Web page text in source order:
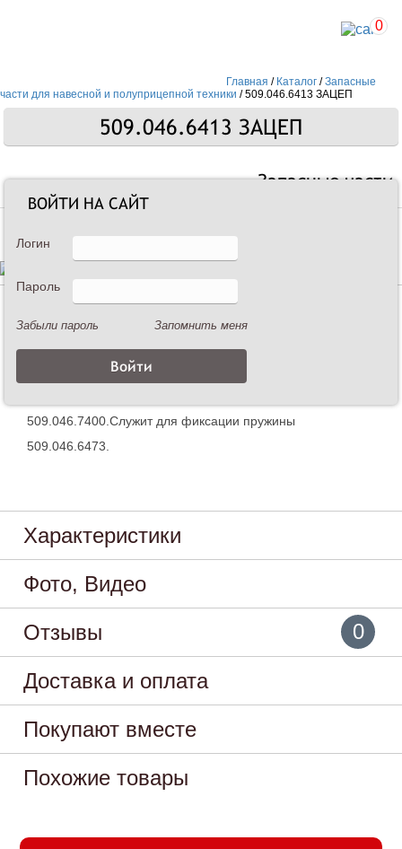
0
Главная / Каталог /Запасные
части для навесной и полуприцепной техники /509.046.6413 ЗАЦЕП
509.046.6413 ЗАЦЕП
Запасные части
Описание
509.046.6413 ЗАЦЕП
509.046.7400.Служит для фиксации пружины
509.046.6473.
Характеристики
Фото, Видео
Отзывы
0
Доставка и оплата
Покупают вместе
Похожие товары
ВОЙТИ НА САЙТ
Логин
Пароль
Забыли пароль Запомнить меня